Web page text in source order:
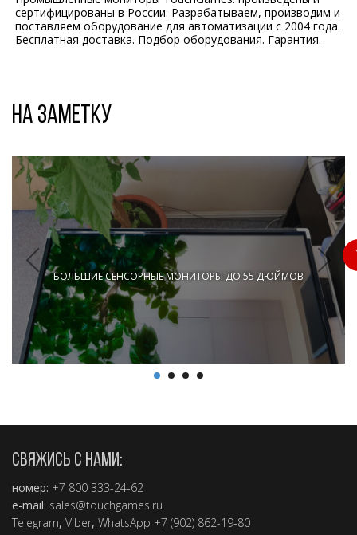
сертифицированы в России. Разрабатываем, производим и
поставляем оборудование для автоматизации с 2004 года.
Бесплатная доставка. Подбор оборудования. Гарантия.
На заметку
БОЛЬШИЕ СЕНСОРНЫЕ МОНИТОРЫ ДО 55 ДЮЙМОВ
СВЯЖИСЬ С НАМИ:
номер: +7 800 333-24-62
e-mail: sales@touchgames.ru
Telegram, Viber, WhatsApp +7 (902) 862-19-80